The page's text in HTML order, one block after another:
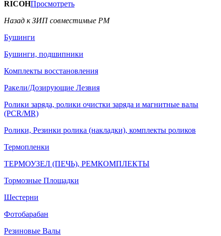
RICOHПросмотреть
Назад к ЗИП совместимые РМ
Бушинги
Бушинги, подшипники
Комплекты восстановления
Ракели/Дозирующие Лезвия
Ролики заряда, ролики очистки заряда и магнитные валы
(PCR/MR)
Ролики, Резинки ролика (накладки), комплекты роликов
Термопленки
ТЕРМОУЗЕЛ (ПЕЧЬ), РЕМКОМПЛЕКТЫ
Тормозные Площадки
Шестерни
Фотобарабан
Резиновые Валы